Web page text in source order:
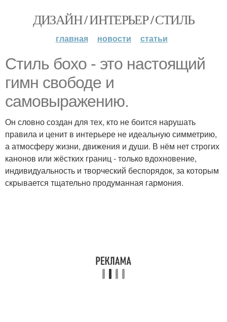
ДИЗАЙН / ИНТЕРЬЕР / СТИЛЬ
главная новости статьи
Стиль бохо - это настоящий
гимн свободе и
самовыражению.
Он словно создан для тех, кто не боится нарушать
правила и ценит в интерьере не идеальную симметрию,
а атмосферу жизни, движения и души. В нём нет строгих
канонов или жёстких границ - только вдохновение,
индивидуальность и творческий беспорядок, за которым
скрывается тщательно продуманная гармония.